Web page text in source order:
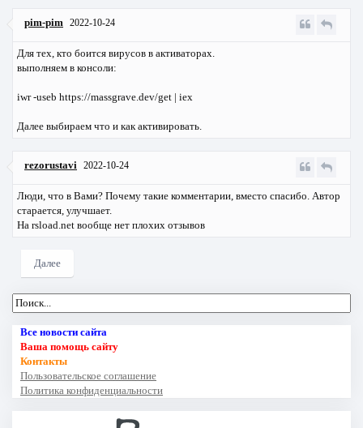
pim-pim 2022-10-24
Для тех, кто боится вирусов в активаторах.
выполняем в консоли:
iwr -useb https://massgrave.dev/get | iex
Далее выбираем что и как активировать.
rezorustavi 2022-10-24
Люди, что в Вами? Почему такие комментарии, вместо спасибо. Автор
старается, улучшает.
На rsload.net вообще нет плохих отзывов
Далее
Все новости сайта
Ваша помощь сайту
Контакты
Пользовательское соглашение
Политика конфиденциальности